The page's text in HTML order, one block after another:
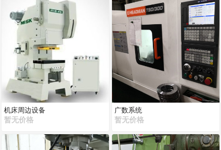
机床周边设备
暂无价格
广数系统
暂无价格